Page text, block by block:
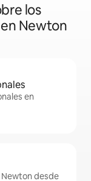
los
Newton
en
desde